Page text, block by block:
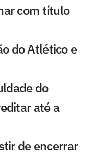
com título
do Atlético e
do
até a
de encerrar